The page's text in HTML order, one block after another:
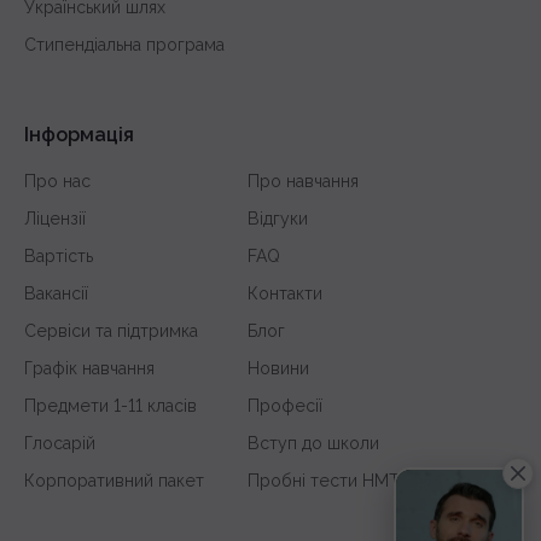
Український шлях
Стипендіальна програма
Інформація
Про нас
Про навчання
Ліцензії
Відгуки
Вартість
FAQ
Вакансії
Контакти
Сервіси та підтримка
Блог
Графік навчання
Новини
Предмети 1-11 класів
Професії
Глосарій
Вступ до школи
Корпоративний пакет
Пробні тести НМТ